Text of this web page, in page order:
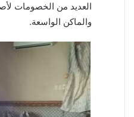
العديد من الخصومات
والماكن الواسعة.